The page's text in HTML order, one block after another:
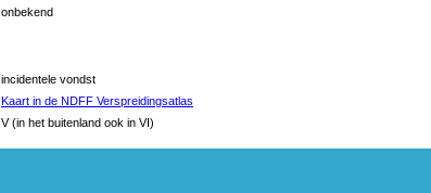
onbekend
incidentele vondst
Kaart in de NDFF Verspreidingsatlas
V (in het buitenland ook in VI)